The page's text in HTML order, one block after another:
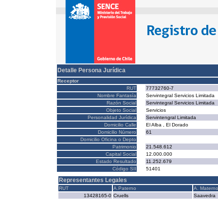
Detalle Persona Jurídica
Receptor
RUT
77732760-7
Nombre Fantasía
Servintegral Servicios Limitada
Razón Social
Servintegral Servicios Limitada
Objeto Social
Servicios
Personalidad Jurídica
Servintengral Limitada
Domicilio Calle
El Alba , El Dorado
Domicilio Número
61
Domicilio Oficina o Depto
Patrimonio
21.548.612
Capital Social
12.000.000
Estado Resultado
11.252.679
Código SII
51401
Representantes Legales
RUT A.Paterno
A. Materno
13428165-0 Cruells Saavedra